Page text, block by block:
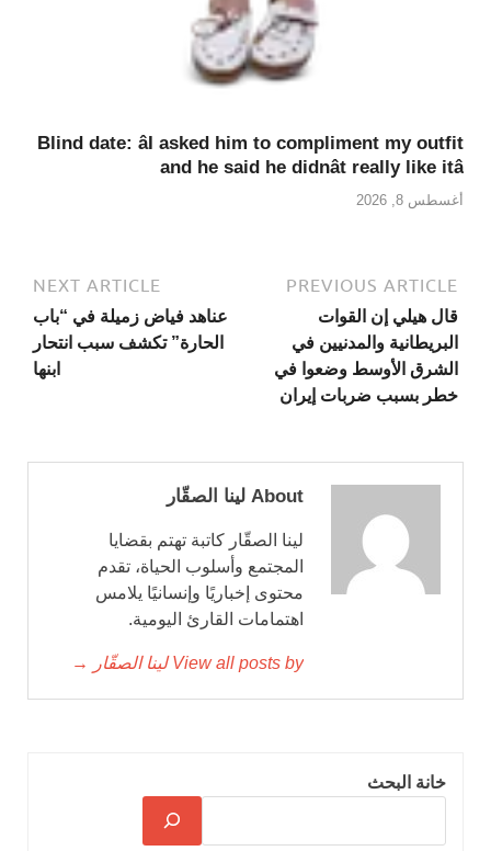
Blind date: âI asked him to compliment my outfit
and he said he didnât really like itâ
أغسطس 8, 2026
PREVIOUS ARTICLE
قال هيلي إن القوات
البريطانية والمدنيين في
الشرق الأوسط وضعوا في
خطر بسبب ضربات إيران
NEXT ARTICLE
عناهد فياض زميلة في “باب
الحارة” تكشف سبب انتحار
ابنها
About لينا الصقّار
لينا الصقّار كاتبة تهتم بقضايا
المجتمع وأسلوب الحياة، تقدم
محتوى إخباريًا وإنسانيًا يلامس
اهتمامات القارئ اليومية.
View all posts by لينا الصقّار →
خانة البحث